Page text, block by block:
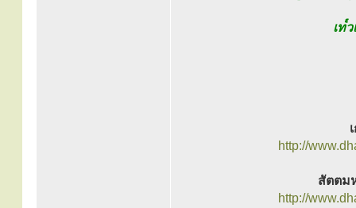
เท๎ว
http://
สัตตม
http://